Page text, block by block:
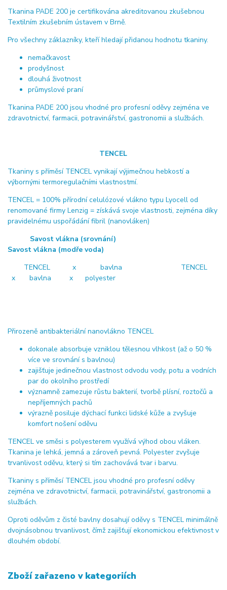
Tkanina PADE 200 je certifikována akreditovanou zkušebnou
Textilním zkušebním ústavem v Brně.
Pro všechny záklazníky, kteří hledají přidanou hodnotu tkaniny.
nemačkavost
prodyšnost
dlouhá životnost
průmyslové praní
Tkanina PADE 200 jsou vhodné pro profesní oděvy zejména ve
zdravotnictví, farmacii, potravinářství, gastronomii a službách.
TENCEL
Tkaniny s příměsí TENCEL vynikají výjimečnou hebkostí a
výbornými termoregulačními vlastnostmí.
TENCEL = 100% přírodní celulózové vlákno typu Lyocell od
renomované firmy Lenzig = získává svoje vlastnosti, zejména díky
pravidelnému uspořádání fibril (nanovláken)
Savost vlákna (srovnání)
Savost vlákna (modře voda)
TENCEL x bavlna TENCEL
x bavlna x polyester
Přirozeně antibakteriální nanovlákno TENCEL
dokonale absorbuje vzniklou tělesnou vlhkost (až o 50 %
více ve srovnání s bavlnou)
zajišťuje jedinečnou vlastnost odvodu vody, potu a vodních
par do okolního prostředí
významně zamezuje růstu bakterií, tvorbě plísní, roztočů a
nepříjemných pachů
výrazně posiluje dýchací funkci lidské kůže a zvyšuje
komfort nošení oděvu
TENCEL ve směsi s polyesterem využívá výhod obou vláken.
Tkanina je lehká, jemná a zároveň pevná. Polyester zvyšuje
trvanlivost oděvu, který si tím zachovává tvar i barvu.
Tkaniny s příměsí TENCEL jsou vhodné pro profesní oděvy
zejména ve zdravotnictví, farmacii, potravinářství, gastronomii a
službách.
Oproti oděvům z čisté bavlny dosahují oděvy s TENCEL minimálně
dvojnásobnou trvanlivost, čímž zajišťují ekonomickou efektivnost v
dlouhém období.
Zboží zařazeno v kategoriích